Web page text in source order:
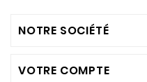
NOTRE SOCIÉTÉ
VOTRE COMPTE